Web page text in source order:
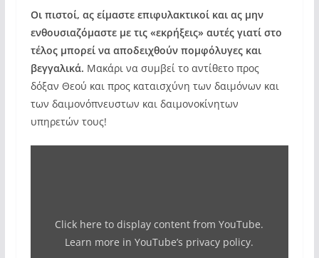
Οι πιστοί, ας είμαστε επιφυλακτικοί και ας μην
ενθουσιαζόμαστε με τις «εκρήξεις» αυτές γιατί στο
τέλος μπορεί να αποδειχθούν πομφόλυγες και
βεγγαλικά. Μακάρι να συμβεί το αντίθετο προς
δόξαν Θεού και προς καταισχύνη των δαιμόνων και
των δαιμονόπνευστων και δαιμονοκίνητων
υπηρετών τους!
ΨΥΧΗ!
Click here to display content from YouTube.
Learn more inYouTube’s privacy policy.